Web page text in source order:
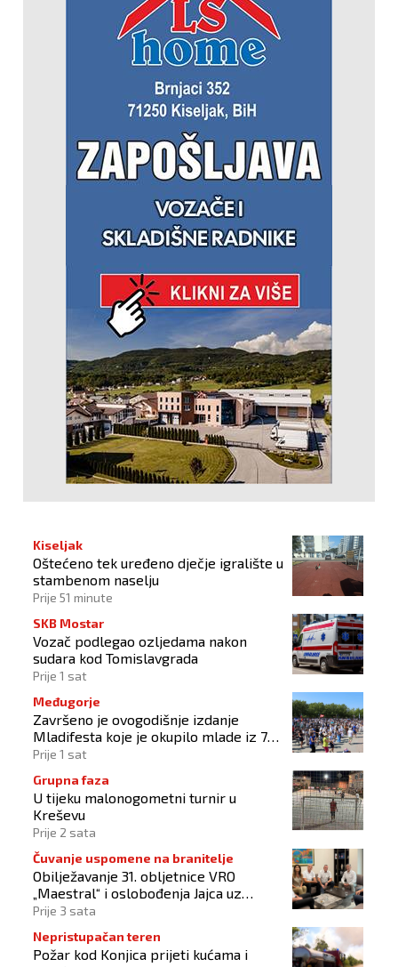
Kiseljak
Oštećeno tek uređeno dječje igralište u
stambenom naselju
Prije 51 minute
SKB Mostar
Vozač podlegao ozljedama nakon
sudara kod Tomislavgrada
Prije 1 sat
Međugorje
Završeno je ovogodišnje izdanje
Mladifesta koje je okupilo mlade iz 73
zemlje svijeta
Prije 1 sat
Grupna faza
U tijeku malonogometni turnir u
Kreševu
Prije 2 sata
Čuvanje uspomene na branitelje
Obilježavanje 31. obljetnice VRO
„Maestral“ i oslobođenja Jajca uz
pokroviteljstvo HNS-a BiH
Prije 3 sata
Nepristupačan teren
Požar kod Konjica prijeti kućama i